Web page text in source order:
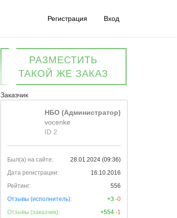
Регистрация Вход
РАЗМЕСТИТЬ
ТАКОЙ ЖЕ ЗАКАЗ
Заказчик
НБО (Администратор)
vocenke
ID 2
Был(а) на сайте:
28.01.2024 (09:36)
Дата регистрации:
16.10.2016
Рейтинг:
556
Отзывы (исполнитель):
+3 -0
Отзывы (заказчик):
+554 -1